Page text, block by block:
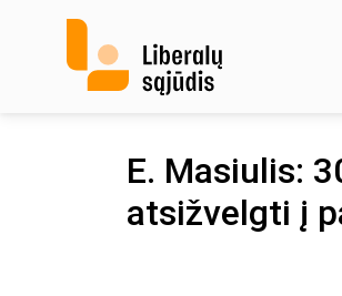
E. Masiulis:
atsižvelgti į